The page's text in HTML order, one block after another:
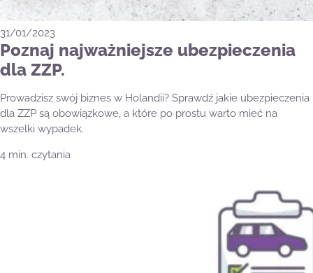
31/01/2023
Poznaj najważniejsze ubezpieczenia
dla ZZP.
Prowadzisz swój biznes w Holandii? Sprawdź jakie ubezpieczenia
dla ZZP są obowiązkowe, a które po prostu warto mieć na
wszelki wypadek.
4 min. czytania